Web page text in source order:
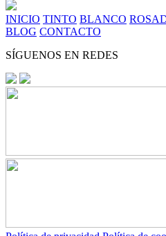
INICIO TINTO BLANCO
BLOG CONTACTO
SÍGUENOS EN REDES